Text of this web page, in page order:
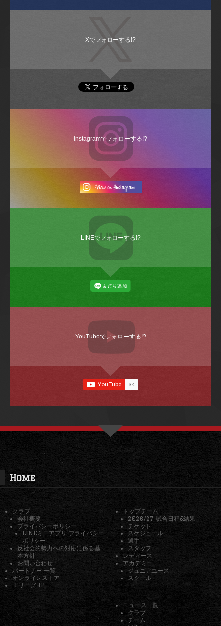
Xでフォローする!?
Instagramでフォローする!?
LINEでフォローする!?
YouTubeでフォローする!?
Home
クラブ
会社概要
プライバシーポリシー
LINEミニアプリ プライバシー
ポリシー
反社会的勢力への対応に係る基
本方針
お問い合わせ
パートナー 一覧
オンラインストア
ＪリーグHP
トップチーム
2026/27 試合日程&結果
チケット
スケジュール
選手
スタッフ
レディース
アカデミー
ジュニアユース
スクール
ニュース一覧
クラブ
チーム